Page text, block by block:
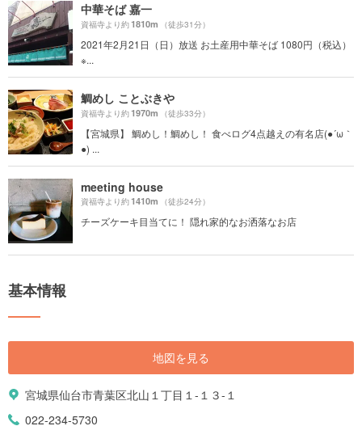
中華そば 嘉一
資福寺より約1810m （徒歩31分）
2021年2月21日（日）放送 お土産用中華そば 1080円（税込）
※...
鯛めし ことぶきや
資福寺より約1970m （徒歩33分）
【宮城県】 鯛めし！鯛めし！ 食べログ4点越えの有名店(●´ω｀
●) ...
meeting house
資福寺より約1410m （徒歩24分）
チーズケーキ目当てに！ 隠れ家的なお洒落なお店
基本情報
地図を見る
宮城県仙台市青葉区北山１丁目１-１３-１
022-234-5730